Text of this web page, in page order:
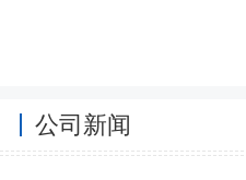
公司新闻